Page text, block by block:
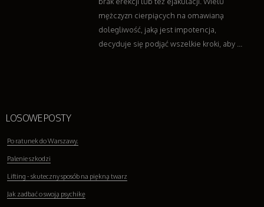
mężczyzn cierpiących na omawianą
dolegliwość, jaką jest impotencja,
decyduje się podjąć wszelkie kroki, aby ...
LOSOWE POSTY
Po ratunek do Warszawy.
Palenie szkodzi
Lifting - skuteczny sposób na piękną twarz
Jak zadbać o swoją psychikę